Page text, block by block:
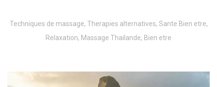
Techniques de massage, Therapies alternatives, Sante Bien etre,
Relaxation, Massage Thailande, Bien etre